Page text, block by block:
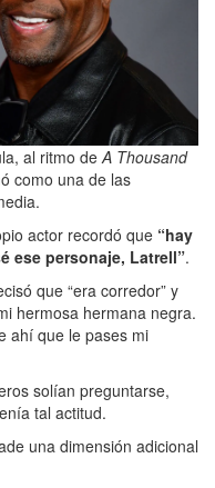
al ritmo de A Thousand
como una de las
actor recordó que “hay
ese personaje, Latrell”.
que “era corredor” y
hermosa hermana negra.
ahí que le pases mi
solían preguntarse,
tal actitud.
una dimensión adicional